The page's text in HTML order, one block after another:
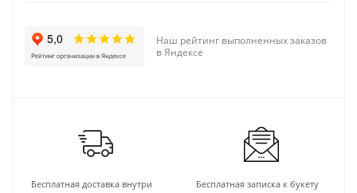
Наш рейтинг выполненных заказов
в Яндексе
Бесплатная доставка внутри
Бесплатная записка к букету